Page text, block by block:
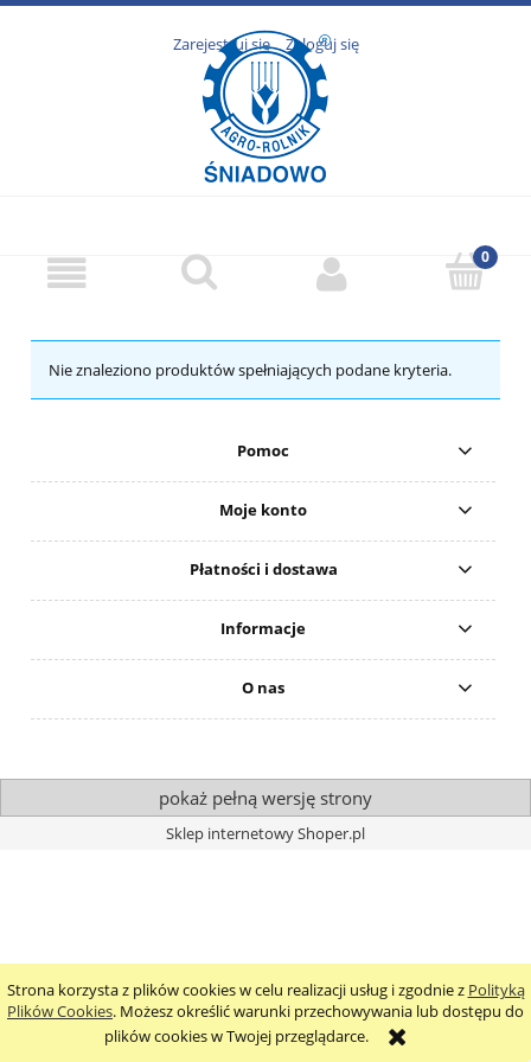
Strona korzysta z plików cookies w celu realizacji usług i zgodnie z Polityką
Plików Cookies. Możesz określić warunki przechowywania lub dostępu do
plików cookies w Twojej przeglądarce.
Zarejestruj się Zaloguj się
Nie znaleziono produktów spełniających podane kryteria.
Pomoc
Moje konto
Płatności i dostawa
Informacje
O nas
pokaż pełną wersję strony
Sklep internetowy Shoper.pl